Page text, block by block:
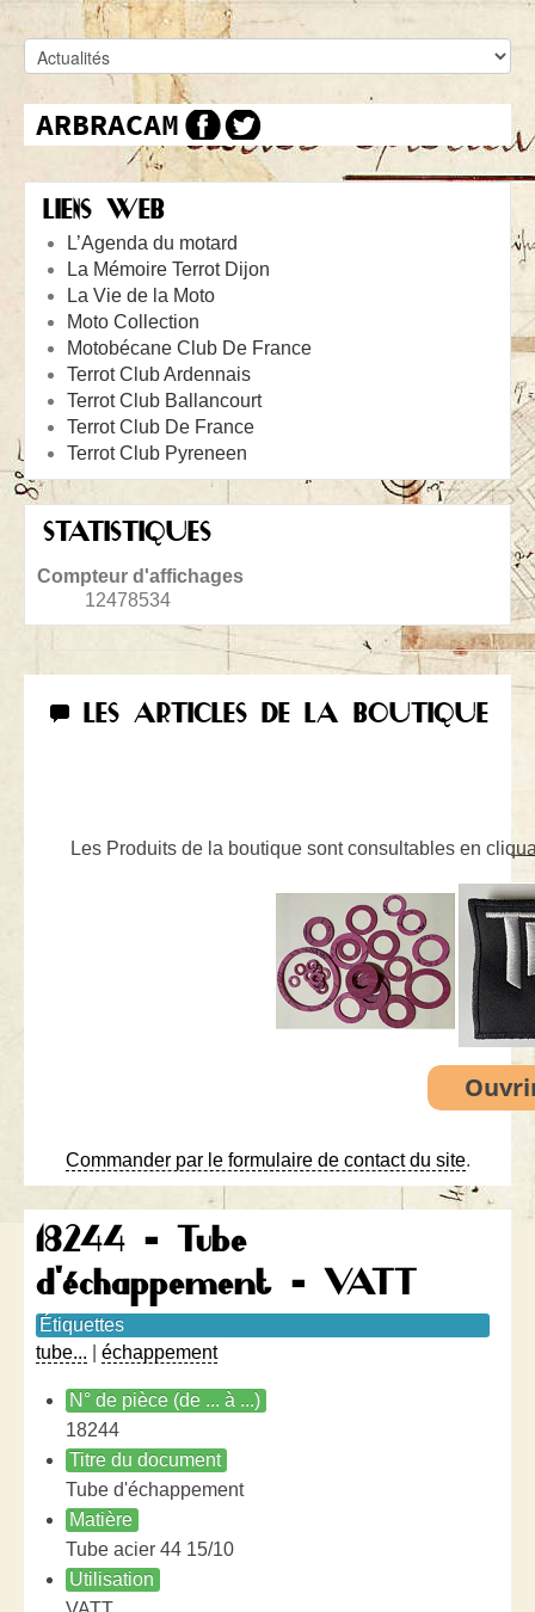
LIENS WEB
L’Agenda du motard
La Mémoire Terrot Dijon
La Vie de la Moto
Moto Collection
Motobécane Club De France
Terrot Club Ardennais
Terrot Club Ballancourt
Terrot Club De France
Terrot Club Pyreneen
STATISTIQUES
Compteur d'affichages
12478534
LES ARTICLES DE LA BOUTIQUE
Les Produits de la boutique sont consultables en
Commander par le formulaire de contact du site.
18244 - Tube
d'échappement - VATT
Étiquettes
tube...
échappement
N° de pièce (de ... à ...)
18244
Titre du document
Tube d'échappement
Matière
Tube acier 44 15/10
Utilisation